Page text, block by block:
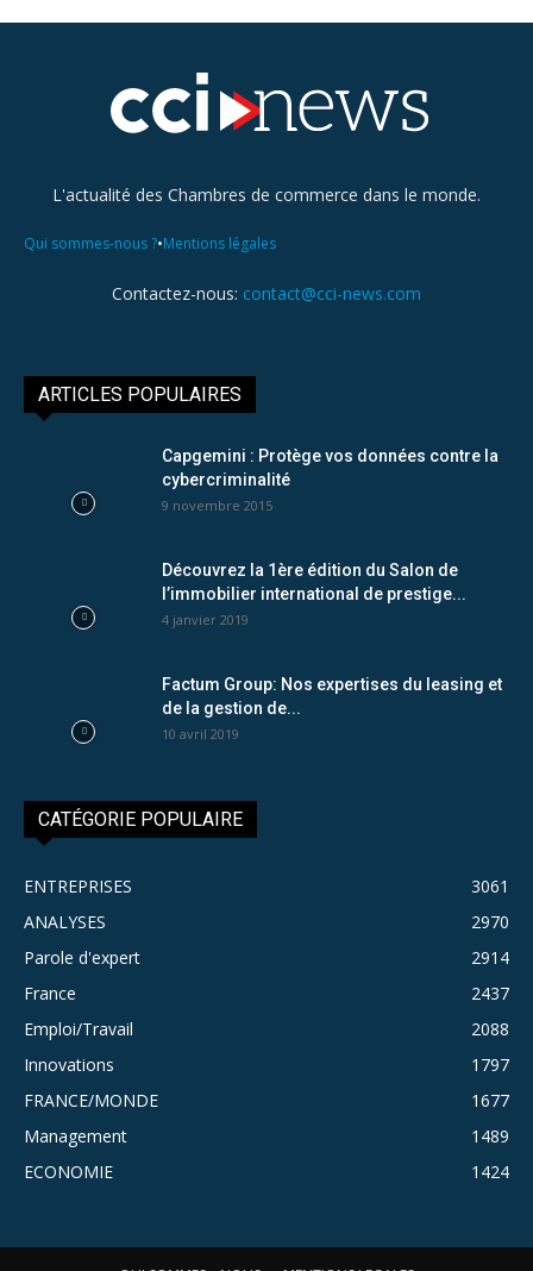
L'actualité des Chambres de commerce dans le monde.
Qui sommes-nous ?•Mentions légales
Contactez-nous: contact@cci-news.com
ARTICLES POPULAIRES
Capgemini : Protège vos données contre la
cybercriminalité
9 novembre 2015
Découvrez la 1ère édition du Salon de
l’immobilier international de prestige...
4 janvier 2019
Factum Group: Nos expertises du leasing et
de la gestion de...
10 avril 2019
CATÉGORIE POPULAIRE
ENTREPRISES
3061
ANALYSES
2970
Parole d'expert
2914
France
2437
Emploi/Travail
2088
Innovations
1797
FRANCE/MONDE
1677
Management
1489
ECONOMIE
1424